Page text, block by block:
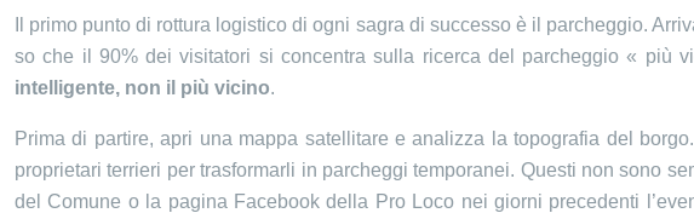
Il primo punto di rottura logistico di ogni sagra di successo è il parcheggio.
so che il 90% dei visitatori si concentra sulla ricerca del parcheggio « più
intelligente, non il più vicino.
Prima di partire, apri una mappa satellitare e analizza la topografia del
proprietari terrieri per trasformarli in parcheggi temporanei. Questi non sono
del Comune o la pagina Facebook della Pro Loco nei giorni precedenti